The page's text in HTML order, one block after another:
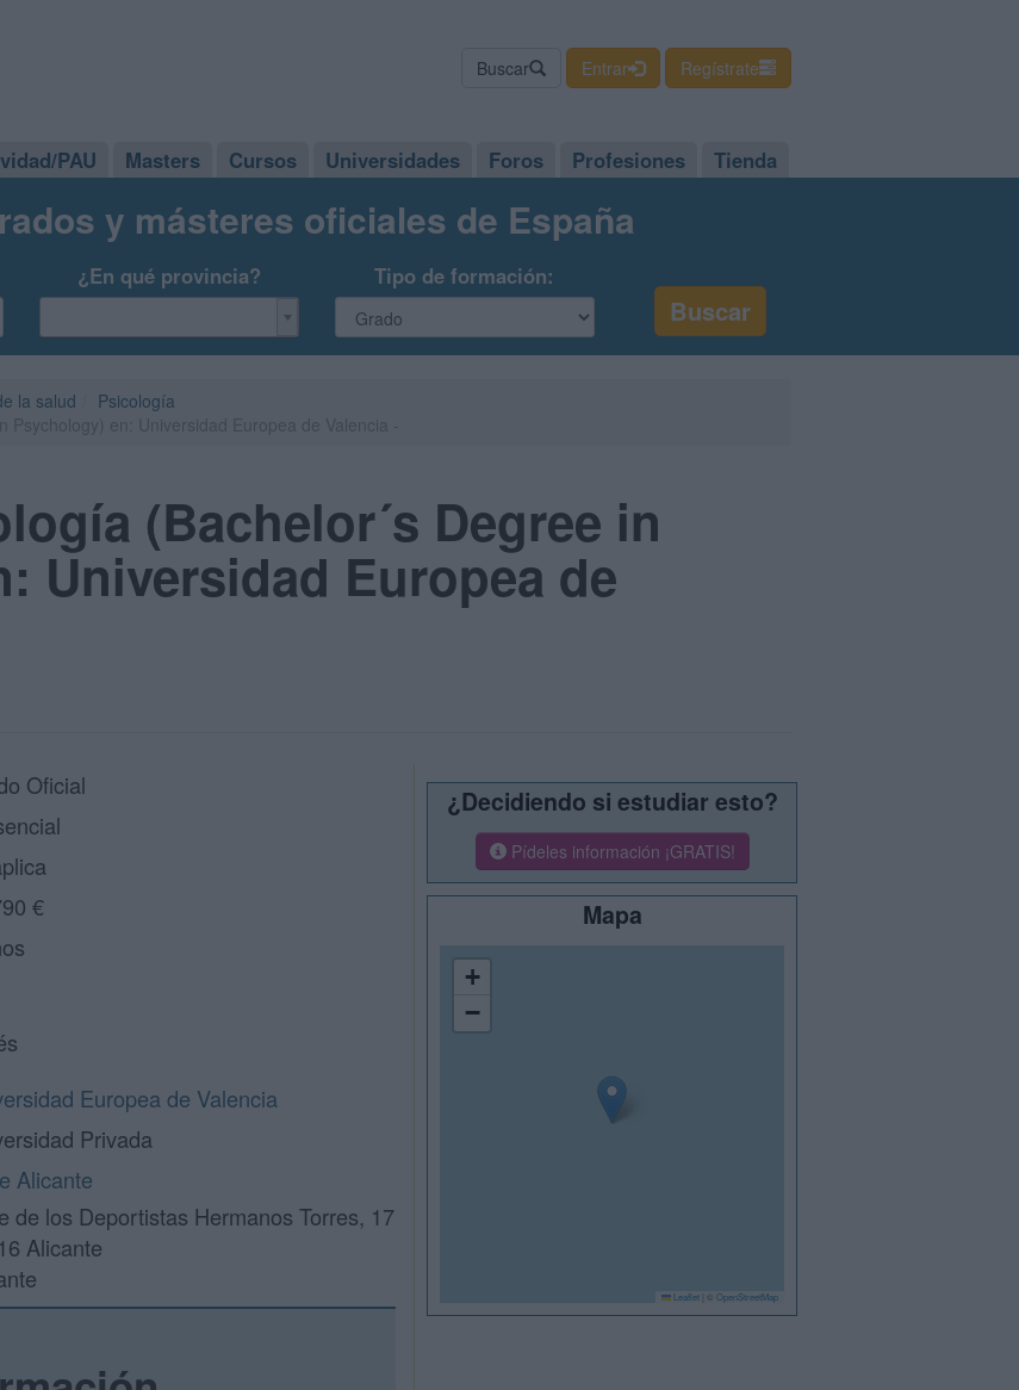
Buscar Entrar Regístrate
PAU Masters Cursos Universidades Foros Profesiones Tienda
y másteres oficiales de España
¿En qué provincia? Tipo de formación:
la salud
Psicología
(Bachelor´s Degree in
Universidad Europea de
Oficial
€
Europea de Valencia
Privada
Alicante
de los Deportistas Hermanos Torres, 17
Alicante
¿Decidiendo si estudiar esto?
Pídeles información ¡GRATIS!
Mapa
+
−
Leaflet © OpenStreetMap